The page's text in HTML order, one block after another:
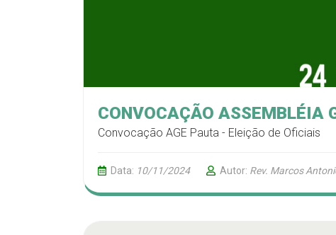
CONVOCAÇÃO ASSEMBLÉIA
Convocação AGE Pauta - Eleição de Oficiais
Data: 10/11/2024 Autor: Rev. Marcos